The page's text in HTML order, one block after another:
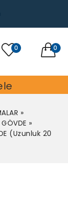
0 0
»
»
(Uzunluk 20